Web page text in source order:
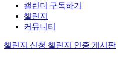
캘린더 구독하기
챌린지
커뮤니티
챌린지 신청 챌린지 인증 게시판